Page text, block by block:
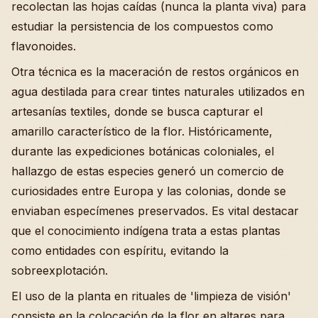
recolectan las hojas caídas (nunca la planta viva) para
estudiar la persistencia de los compuestos como
flavonoides.
Otra técnica es la maceración de restos orgánicos en
agua destilada para crear tintes naturales utilizados en
artesanías textiles, donde se busca capturar el
amarillo característico de la flor. Históricamente,
durante las expediciones botánicas coloniales, el
hallazgo de estas especies generó un comercio de
curiosidades entre Europa y las colonias, donde se
enviaban especímenes preservados. Es vital destacar
que el conocimiento indígena trata a estas plantas
como entidades con espíritu, evitando la
sobreexplotación.
El uso de la planta en rituales de 'limpieza de visión'